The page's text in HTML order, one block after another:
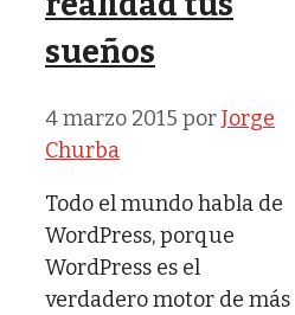
sueños
4 marzo 2015 porJorge
Churba
Todo el mundo habla de
WordPress, porque
WordPress es el
verdadero motor de más